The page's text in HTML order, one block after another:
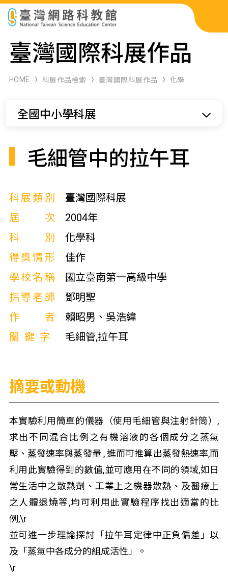
科展作品檢索
科學研習月刊
臺灣國際科展作品
HOME 科展作品檢索 臺灣國際科展作品 化學
全國中小學科展
毛細管中的拉午耳
科展類別
臺灣國際科展
屆次
2004年
科別
化學科
得獎情形
佳作
學校名稱
國立臺南第一高級中學
指導老師
鄧明聖
作者
賴昭男、吳浩緯
關鍵字
毛細管,拉午耳
摘要或動機
本實驗利用簡單的儀器（使用毛細管與注射針筒）,
求出不同混合比例之有機溶液的各個成分之蒸氣
壓、蒸發速率與蒸發量 , 進而可推算出蒸發熱速率,而
利用此實驗得到的數值,並可應用在不同的領域,如日
常生活中之散熱劑、工業上之機器散熱、及醫療上
之人體退燒等,均可利用此實驗程序找出適當的比
例,\r
並可進一步理論探討「拉午耳定律中正負偏差」以
及「蒸氣中各成分的組成活性」。
\r